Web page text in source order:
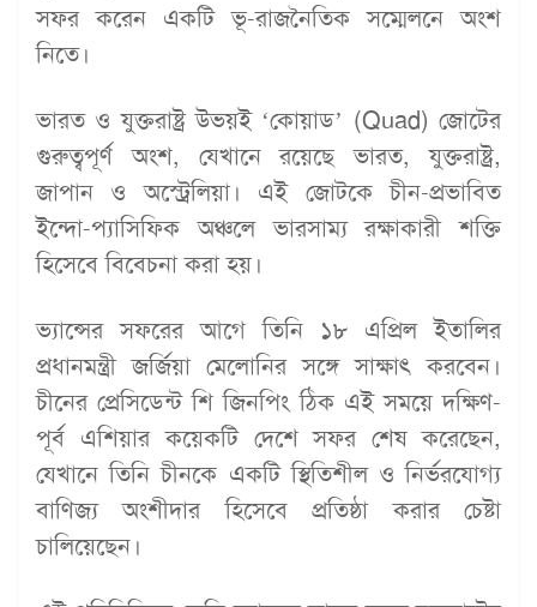
সফর করেন একটি ভূ-রাজনৈতিক সম্মেলনে অংশ
নিতে।
ভারত ও যুক্তরাষ্ট্র উভয়ই ‘কোয়াড’ (Quad) জোটের
গুরুত্বপূর্ণ অংশ, যেখানে রয়েছে ভারত, যুক্তরাষ্ট্র,
জাপান ও অস্ট্রেলিয়া। এই জোটকে চীন-প্রভাবিত
ইন্দো-প্যাসিফিক অঞ্চলে ভারসাম্য রক্ষাকারী শক্তি
হিসেবে বিবেচনা করা হয়।
ভ্যান্সের সফরের আগে তিনি ১৮ এপ্রিল ইতালির
প্রধানমন্ত্রী জর্জিয়া মেলোনির সঙ্গে সাক্ষাৎ করবেন।
চীনের প্রেসিডেন্ট শি জিনপিং ঠিক এই সময়ে দক্ষিণ-
পূর্ব এশিয়ার কয়েকটি দেশে সফর শেষ করেছেন,
যেখানে তিনি চীনকে একটি স্থিতিশীল ও নির্ভরযোগ্য
বাণিজ্য অংশীদার হিসেবে প্রতিষ্ঠা করার চেষ্টা
চালিয়েছেন।